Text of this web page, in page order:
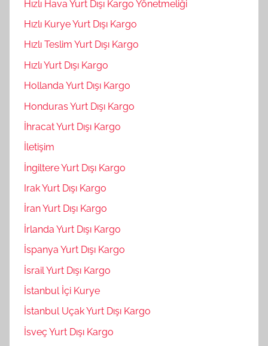
Hızlı Hava Yurt Dışı Kargo Yönetmeliği
Hızlı Kurye Yurt Dışı Kargo
Hızlı Teslim Yurt Dışı Kargo
Hızlı Yurt Dışı Kargo
Hollanda Yurt Dışı Kargo
Honduras Yurt Dışı Kargo
İhracat Yurt Dışı Kargo
İletişim
İngiltere Yurt Dışı Kargo
Irak Yurt Dışı Kargo
İran Yurt Dışı Kargo
İrlanda Yurt Dışı Kargo
İspanya Yurt Dışı Kargo
İsrail Yurt Dışı Kargo
İstanbul İçi Kurye
İstanbul Uçak Yurt Dışı Kargo
İsveç Yurt Dışı Kargo